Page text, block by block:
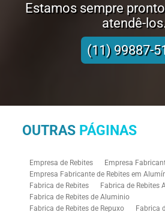
Estamos sempre
atendê-los.
(11) 99887-
OUTRAS PÁGINAS
Empresa de Rebites
Empresa
Empresa Fabricante de Rebites em
Fabrica de Rebites
Fabrica de Rebites
Fabrica de Rebites de Aluminio
Fabrica de Rebites de Repuxo
Fabrica